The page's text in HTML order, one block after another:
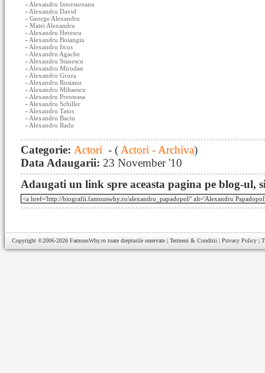
- Alexandru Intorsureanu
- Alexandru David
- George Alexandru
- Matei Alexandru
- Alexandru Herescu
- Alexandru Boiangiu
- Alexandru Itcus
- Alexandru Agache
- Alexandru Stanescu
- Alexandru Mirodan
- Alexandru Groza
- Alexandru Rosianu
- Alexandru Mihaescu
- Alexandru Preoteasa
- Alexandru Schiller
- Alexandru Tatos
- Alexandru Baciu
- Alexandru Radu
Categorie: Actori - ( Actori - Archiva)
Data Adaugarii: 23 November '10
Adaugati un link spre aceasta pagina pe blog-ul,
Copyright ©2006-2026 FamousWhy.ro toate drepturile rezervate | Termeni & Conditii | Privacy Policy |